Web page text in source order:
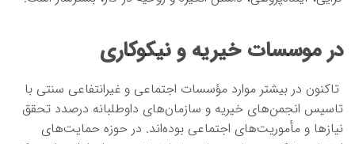
در موسسات خیریه و نیکوکاری
تاکنون در بیشتر موارد مؤسسات اجتماعی و غیرانتفاعی سنتی با
تاسیس انجمن‌های خیریه و سازمان‌های داوطلبانه درصدد تحقق
نیازها و مأموریت‌های اجتماعی بوده‌اند. در حوزه حمایت‌های